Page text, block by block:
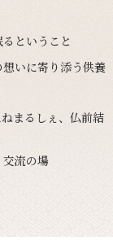
ということ
いに寄り添う供養
まるしぇ、仏前結
流の場